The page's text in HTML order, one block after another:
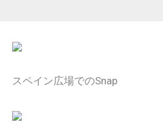
スペイン広場でのSnap